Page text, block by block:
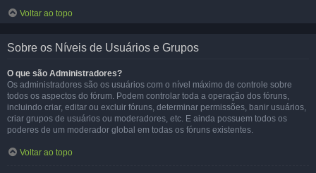
Voltar ao topo
Sobre os Níveis de Usuários e Grupos
O que são Administradores?
Os administradores são os usuários com o nível máximo de controle sobre
todos os aspectos do fórum. Podem controlar toda a operação dos fóruns,
incluindo criar, editar ou excluir fóruns, determinar permissões, banir usuários,
criar grupos de usuários ou moderadores, etc. E ainda possuem todos os
poderes de um moderador global em todas os fóruns existentes.
Voltar ao topo